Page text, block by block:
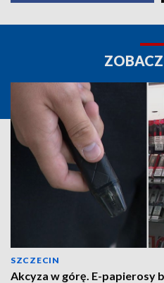
SZCZECIN
Akcyza w górę. E-papierosy